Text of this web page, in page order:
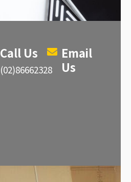
Call Us
(02)86662328
Email
Us